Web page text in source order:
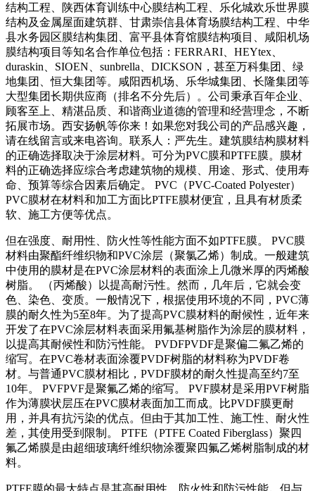
结构工程、陕西体育训练中心膜结构工程、乐化城欢乐世界膜
结构及金属屋面建筑群、甘肃崇信县体育场膜结构工程、中华
县水务园区膜结构集团、富平县体育馆膜结构项目、咸阳机场
膜结构项目等知名合作单位包括：FERRARI、HEYtex、
duraskin、SIOEN、sunbrella、DICKSON，甚至万科集团、绿
地集团、恒大集团等。咸阳西机场、乐华城集团、长隆集团等
大型集团长期供应商（排名不分先后）。公司秉承百年企业、
顾客至上、精湛品质、和谐商业道德的管理和经营理念，不断
拓展市场。西安扬帆等你来！如果您对我公司的产品感兴趣，
请在线留言或来电咨询。联系人：严先生。建筑膜结构膜材料
的正确选择取决于涂层材料。可分为PVC膜和PTFE膜。膜材
料的正确选择应综合考虑建筑物的规模、用途、形式、使用寿
命、预算等综合因素后确定。 PVC（PVC-Coated Polyester）
PVC膜材在材料和加工方面比PTFE膜材便宜，且具有材质柔
软、施工方便等优点。
但在强度、耐用性、防火性等性能方面不如PTFE膜。 PVC膜
材料由聚酯纤维织物和PVC涂层（聚氯乙烯）制成。一般建筑
中使用的膜材是在PVC涂层材料的表面涂上几微米厚的丙烯酸
树脂。 （丙烯酸）以提高耐污性。然而，几年后，它就会变
色、染色、变质。一般情况下，根据使用环境的不同，PVC薄
膜的耐久性为5至8年。为了提高PVC膜材料的耐候性，近年来
开发了在PVC涂层材料表面采用氟基树脂作为涂层的膜材料，
以提高其耐候性和防污性能。 PVDFPVDF是聚偏二氟乙烯的
缩写。在PVC卷材表面涂覆PVDF树脂的材料称为PVDF卷
材。与普通PVC膜材相比，PVDF膜材的耐久性提高至约7至
10年。 PVFPVF是聚氟乙烯的缩写。 PVF膜材是采用PVF树脂
作为薄膜状层压在PVC膜材表面加工而成。比PVDF膜更耐
用，并具有抗污染的优点。但由于其加工性、施工性、耐火性
差，其使用受到限制。 PTFE（PTFE Coated Fiberglass）聚四
氟乙烯膜是由超细玻璃纤维织物涂覆聚四氟乙烯树脂制成的材
料。